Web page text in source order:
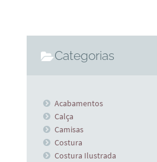
Categorias
Acabamentos
Calça
Camisas
Costura
Costura Ilustrada